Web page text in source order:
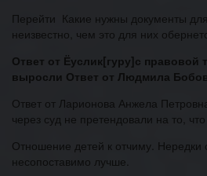
Перейти Какие нужны документы
неизвестно, чем это для них
Ответ от Ёуслик[гуру]с
выросли Ответ от Людмила
Ответ от Ларионова Анжела
через суд не претендовали на то,
Отношение детей к отчиму. Нередки
несопоставимо лучше.